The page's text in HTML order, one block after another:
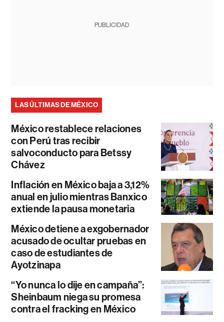
PUBLICIDAD
LAS ÚLTIMAS DE MÉXICO
México restablece relaciones
con Perú tras recibir
salvoconducto para Betssy
Chávez
Inflación en México baja a 3,12%
anual en julio mientras Banxico
extiende la pausa monetaria
México detiene a exgobernador
acusado de ocultar pruebas en
caso de estudiantes de
Ayotzinapa
“Yo nunca lo dije en campaña”:
Sheinbaum niega su promesa
contra el fracking en México